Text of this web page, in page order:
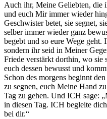
Auch ihr, Meine Geliebten, die
und euch Mir immer wieder
Geschwister betet, sie segnet,
selber immer wieder ganz
begebt und so eure Wege geht.
sondern ihr seid in Meiner
Friede verstärkt dorthin, wo sie
euch dessen bewusst und
Schon des morgens beginnt
zu segnen, euch Meine Hand
Tag zu gehen. Und ICH sage:
in diesen Tag. ICH begleite
bei dir.“